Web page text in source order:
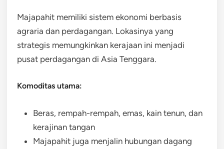
Majapahit memiliki sistem ekonomi berbasis
agraria dan perdagangan. Lokasinya yang
strategis memungkinkan kerajaan ini menjadi
pusat perdagangan di Asia Tenggara.
Komoditas utama:
Beras, rempah-rempah, emas, kain tenun, dan
kerajinan tangan
Majapahit juga menjalin hubungan dagang